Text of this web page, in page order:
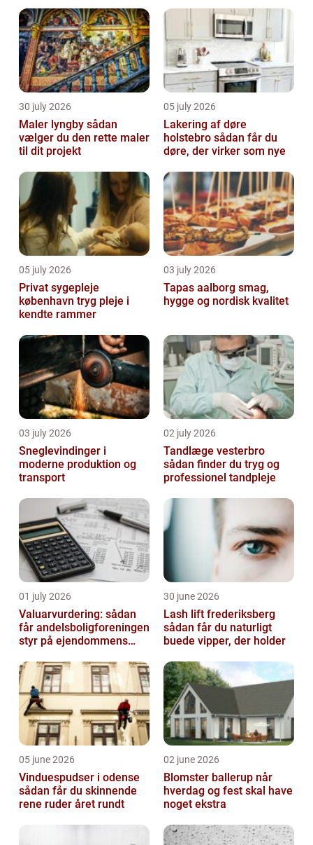
30 july 2026
Maler lyngby sådan
vælger du den rette maler
til dit projekt
05 july 2026
Lakering af døre
holstebro sådan får du
døre, der virker som nye
05 july 2026
Privat sygepleje
københavn tryg pleje i
kendte rammer
03 july 2026
Tapas aalborg smag,
hygge og nordisk kvalitet
03 july 2026
Sneglevindinger i
moderne produktion og
transport
02 july 2026
Tandlæge vesterbro
sådan finder du tryg og
professionel tandpleje
01 july 2026
Valuarvurdering: sådan
får andelsboligforeningen
styr på ejendommens
30 june 2026
Lash lift frederiksberg
sådan får du naturligt
buede vipper, der holder
05 june 2026
Vinduespudser i odense
sådan får du skinnende
rene ruder året rundt
02 june 2026
Blomster ballerup når
hverdag og fest skal have
noget ekstra